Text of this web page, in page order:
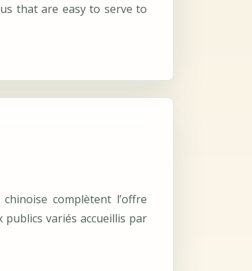
that are easy to serve to
complètent l’offre
variés accueillis par